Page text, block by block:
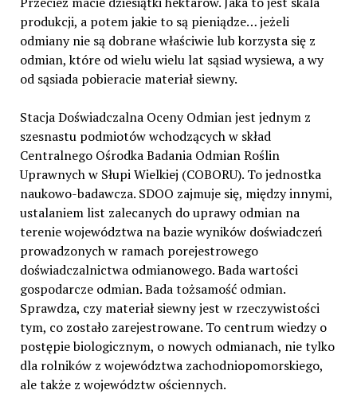
produkcji, a potem jakie to są pieniądze… jeżeli
odmiany nie są dobrane właściwie lub korzysta się z
odmian, które od wielu wielu lat sąsiad wysiewa, a wy
od sąsiada pobieracie materiał siewny.
Stacja Doświadczalna Oceny Odmian jest jednym z
szesnastu podmiotów wchodzących w skład
Centralnego Ośrodka Badania Odmian Roślin
Uprawnych w Słupi Wielkiej (COBORU). To jednostka
naukowo-badawcza. SDOO zajmuje się, między innymi,
ustalaniem list zalecanych do uprawy odmian na
terenie województwa na bazie wyników doświadczeń
prowadzonych w ramach porejestrowego
doświadczalnictwa odmianowego. Bada wartości
gospodarcze odmian. Bada tożsamość odmian.
Sprawdza, czy materiał siewny jest w rzeczywistości
tym, co zostało zarejestrowane. To centrum wiedzy o
postępie biologicznym, o nowych odmianach, nie tylko
dla rolników z województwa zachodniopomorskiego,
ale także z województw ościennych.